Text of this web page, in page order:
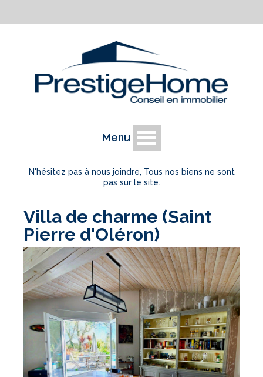
Menu
N'hésitez pas à nous joindre, Tous nos biens ne sont
pas sur le site.
Villa de charme (Saint
Pierre d'Oléron)